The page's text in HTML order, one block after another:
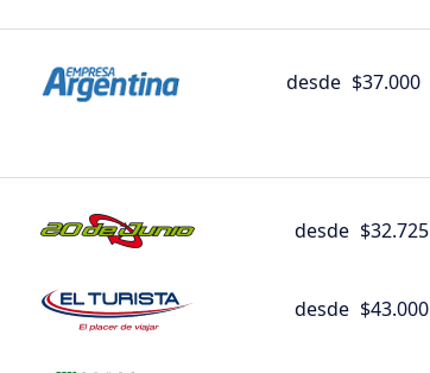
desde $37.000
desde $32.725
desde $43.000